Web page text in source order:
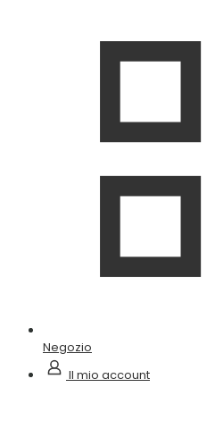
Negozio
Il mio account